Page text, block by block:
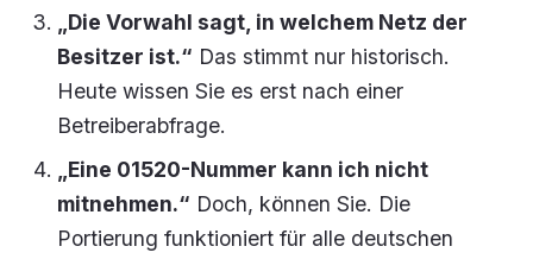
„Die Vorwahl sagt, in welchem Netz der
Besitzer ist.“ Das stimmt nur historisch.
Heute wissen Sie es erst nach einer
Betreiberabfrage.
„Eine 01520-Nummer kann ich nicht
mitnehmen.“ Doch, können Sie. Die
Portierung funktioniert für alle deutschen